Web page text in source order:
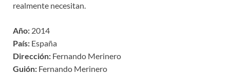
realmente necesitan.
Año: 2014
País: España
Dirección: Fernando Merinero
Guión: Fernando Merinero